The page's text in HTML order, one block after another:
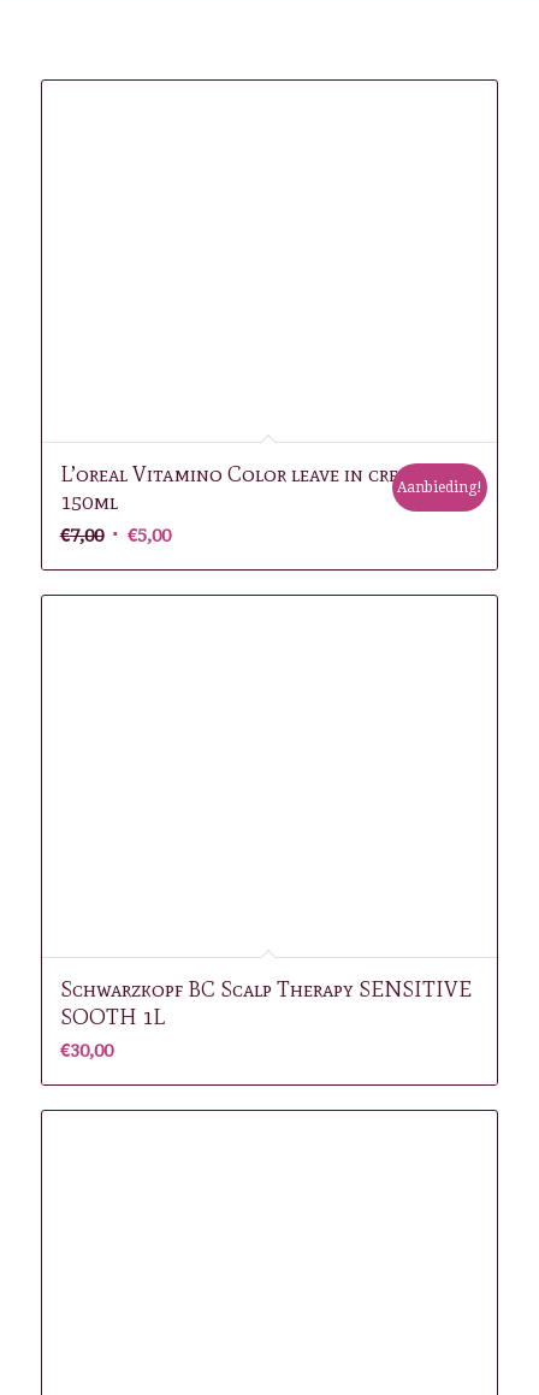
L’oreal Vitamino Color leave in cream
150ml
€7,00 Oorspronkelijke
€5,00Huidige
Aanbieding!
Schwarzkopf BC Scalp Therapy SENSITIVE
SOOTH 1L
€30,00